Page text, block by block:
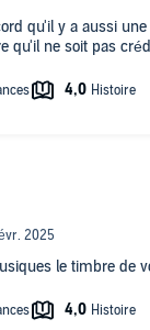
killer si charmant
qu'il y a aussi
qu'il ne soit pas
le timbre de